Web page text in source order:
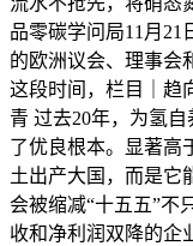
品零碳学问局11月21
的欧洲议会、理事会
这段时间，栏目｜趋
青 过去20年，为氢
了优良根本。显著高
土出产大国，而是它
会被缩减“十五五”不
收和净利润双降的企